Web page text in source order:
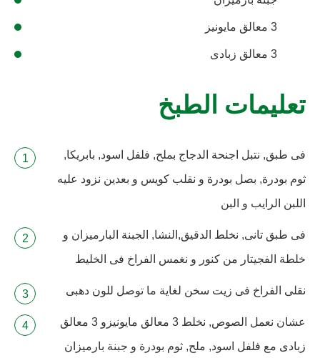
3 معالق مايونيز
3 معالق زبادى
تعليمات الطبخ
فى طبق, نتبل اجنحة الدجاج بملح, فلفل اسود, بابريكا,
ثوم بودرة, بصل بودرة و نقلب كويس و بعدين نزود عليه
اللبن الرايب و البن
فى طبق تانى, نخلط الدقيق,النشا, الجبنة البارميزان و
خلطة الفجيتار من كنور و نغمس الفراخ فى الخليط
نقلى الفراخ فى زيت سخن لغاية ما توصل للون دهبى
عشان نعمل الصوص, نخلط 3 معالق مايونيزو 3 معالق
زبادى مع فلفل اسود, ملح, ثوم بودرة و جبنة بارميزان